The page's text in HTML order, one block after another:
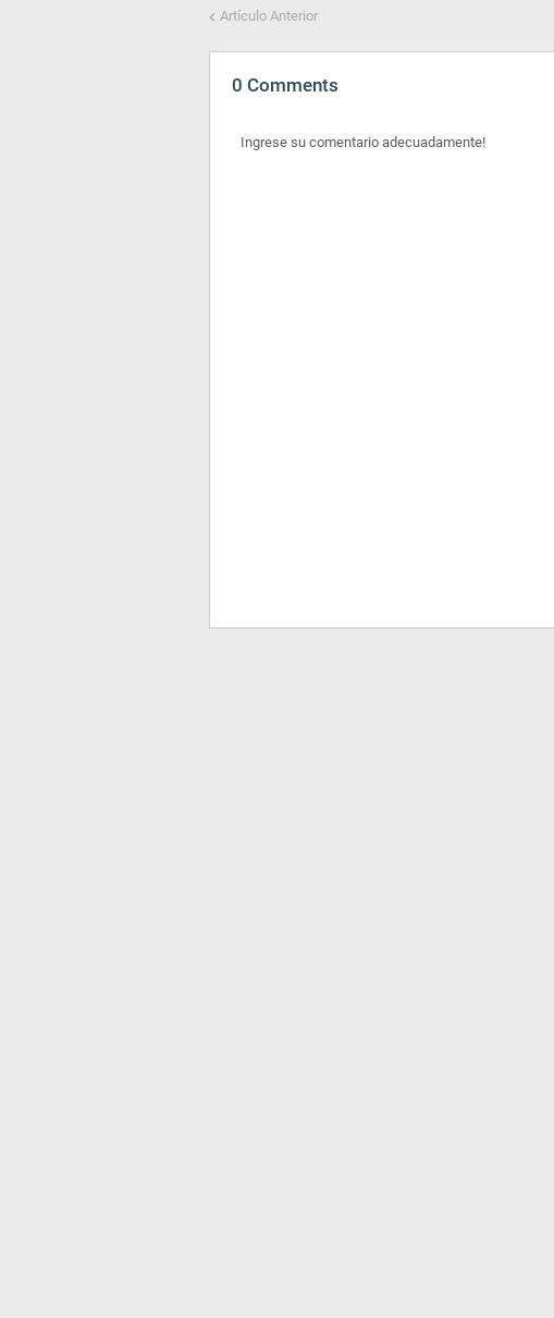
Artículo Anterior
0 Comments
Ingrese su comentario adecuadamente!